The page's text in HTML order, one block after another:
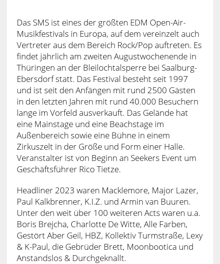
Das SMS ist eines der größten EDM Open-Air-
Musikfestivals in Europa, auf dem vereinzelt auch
Vertreter aus dem Bereich Rock/Pop auftreten. Es
findet jährlich am zweiten Augustwochenende in
Thüringen an der Bleilochtalsperre bei Saalburg-
Ebersdorf statt. Das Festival besteht seit 1997
und ist seit den Anfängen mit rund 2500 Gästen
in den letzten Jahren mit rund 40.000 Besuchern
lange im Vorfeld ausverkauft. Das Gelände hat
eine Mainstage und eine Beachstage im
Außenbereich sowie eine Bühne in einem
Zirkuszelt in der Größe und Form einer Halle.
Veranstalter ist von Beginn an Seekers Event um
Geschäftsführer Rico Tietze.
Headliner 2023 waren Macklemore, Major Lazer,
Paul Kalkbrenner, K.I.Z. und Armin van Buuren.
Unter den weit über 100 weiteren Acts waren u.a.
Boris Brejcha, Charlotte De Witte, Alle Farben,
Gestört Aber Geil, HBZ, Kollektiv Turmstraße, Lexy
& K-Paul, die Gebrüder Brett, Moonbootica und
Anstandslos & Durchgeknallt.